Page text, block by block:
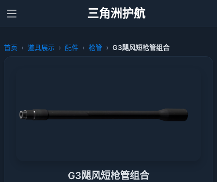
三角洲护航
首页 道具展示 配件 枪管 G3飓风短枪管组合
G3飓风短枪管组合